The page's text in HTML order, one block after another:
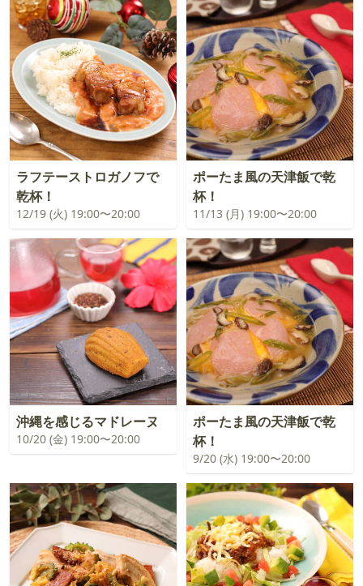
ラフテーストロガノフで
乾杯！
12/19 (火) 19:00〜20:00
ポーたま風の天津飯で乾
杯！
11/13 (月) 19:00〜20:00
沖縄を感じるマドレーヌ
10/20 (金) 19:00〜20:00
ポーたま風の天津飯で乾
杯！
9/20 (水) 19:00〜20:00